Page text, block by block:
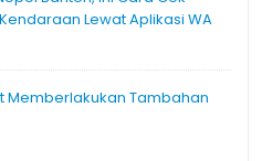
Lewat Aplikasi WA
Memberlakukan Tambahan